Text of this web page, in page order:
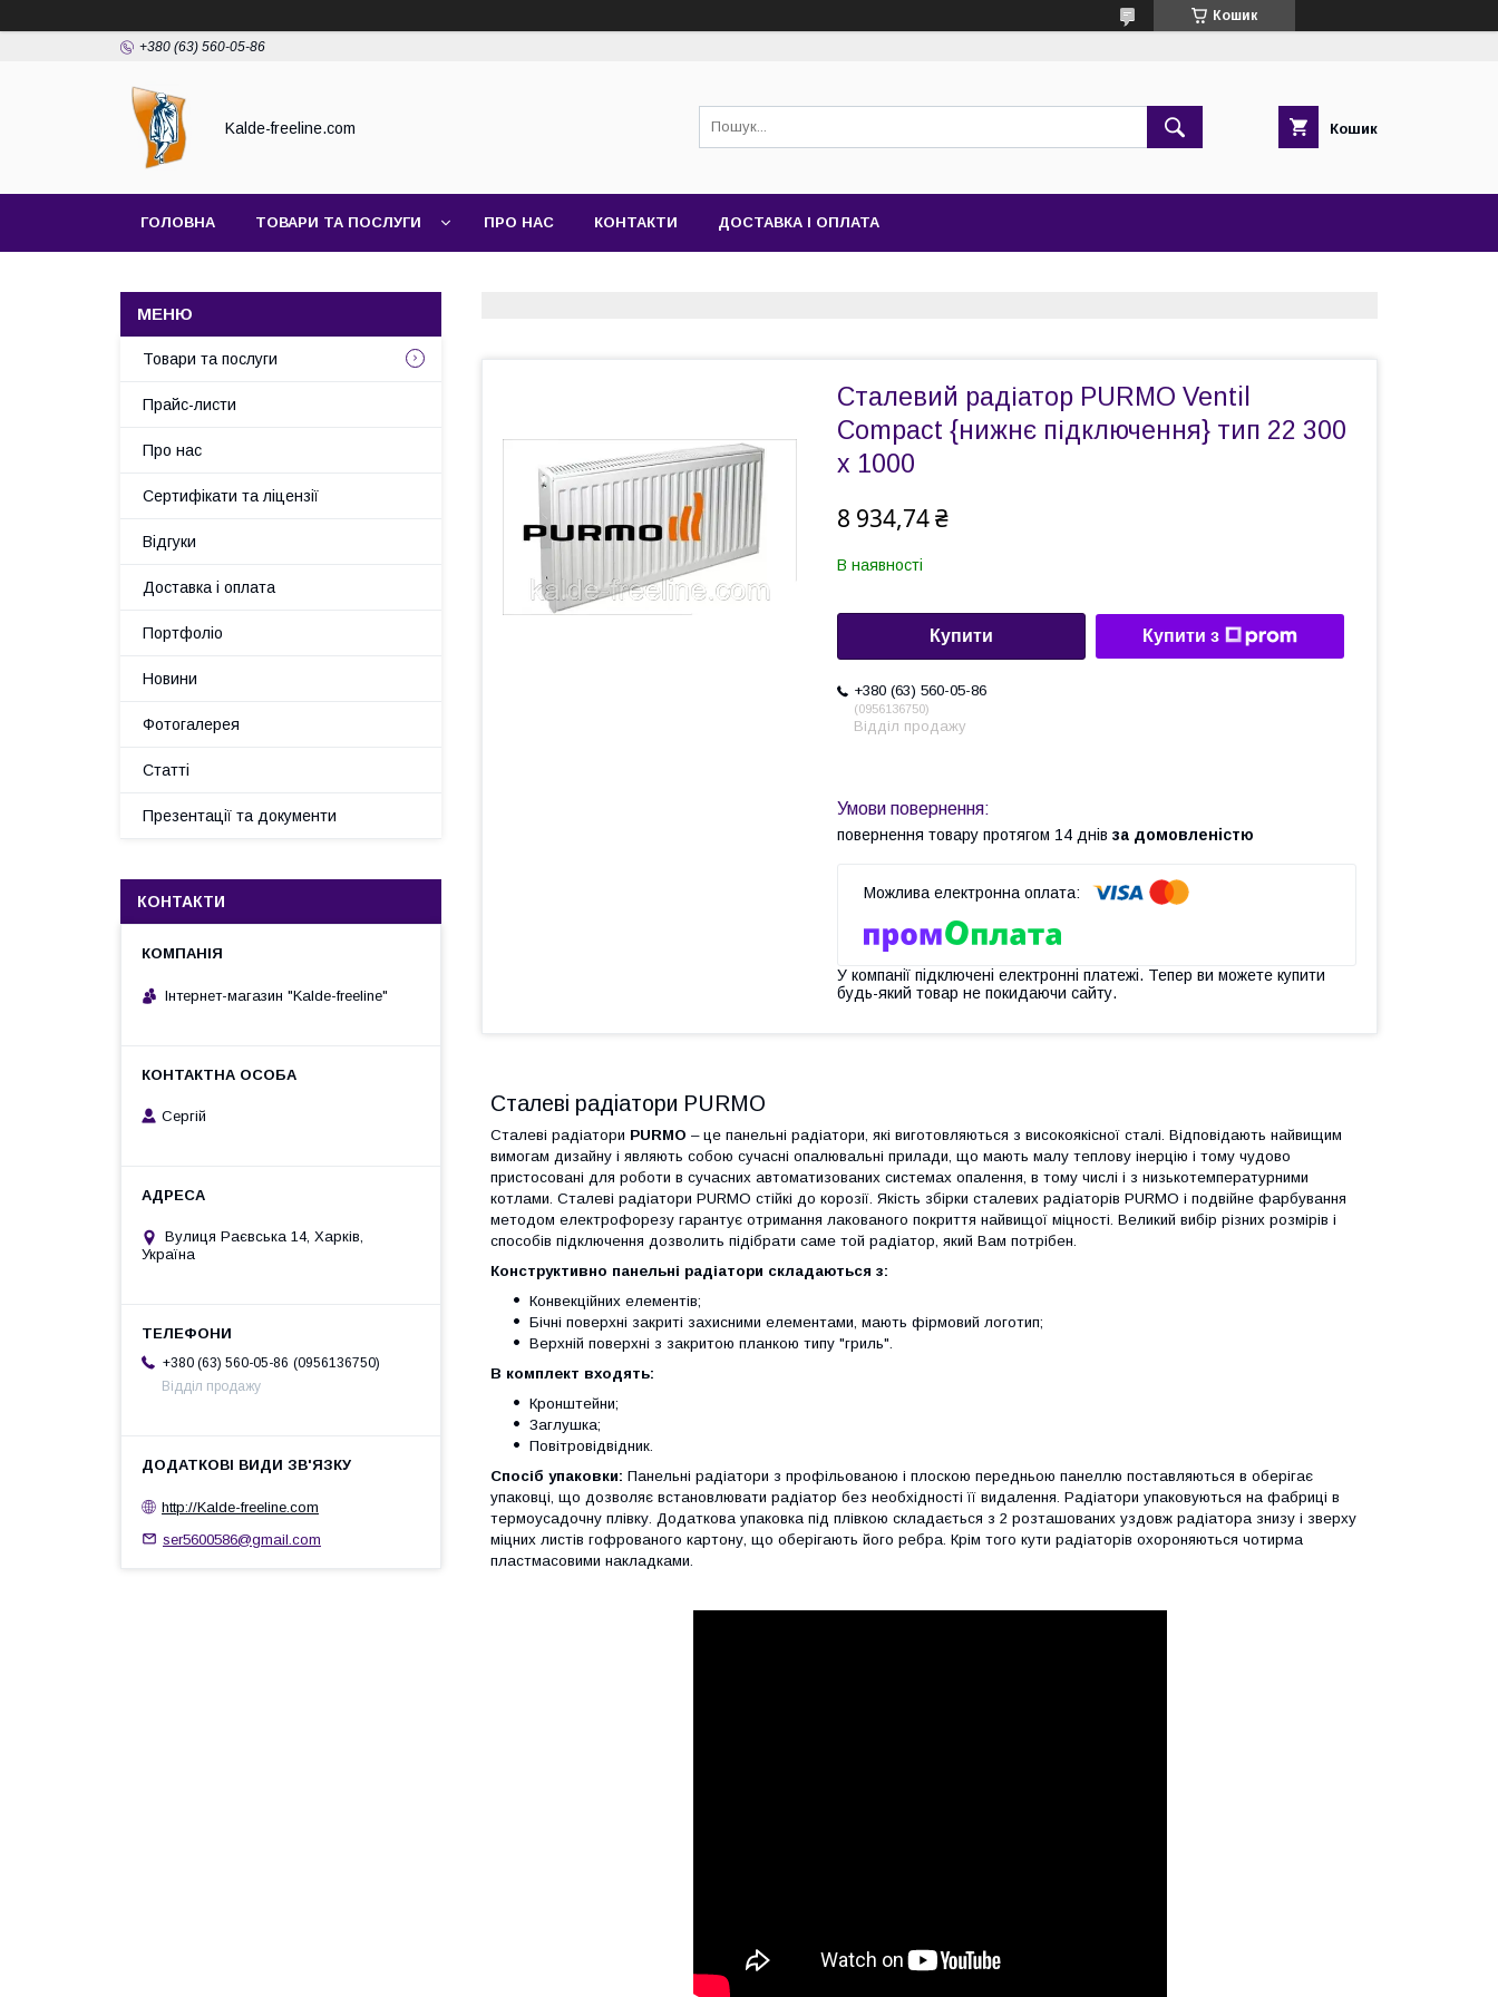
Кошик
+380 (63) 560-05-86
Kalde-freeline.com Кошик
ГОЛОВНА ТОВАРИ ТА ПОСЛУГИ ПРО НАС КОНТАКТИ ДОСТАВКА І ОПЛАТА
Сталевий радіатор PURMO Ventil
Compact {нижнє підключення} тип 22 300
х 1000
8 934,74 ₴
В наявності
Купити Купити з
+380 (63) 560-05-86
0956136750
Відділ продажу
повернення товару протягом 14 днів за домовленістю
У компанії підключені електронні платежі. Тепер ви можете купити
будь-який товар не покидаючи сайту.
Сталеві радіатори PURMO
Сталеві радіатори PURMO – це панельні радіатори, які виготовляються з високоякісної сталі. Відповідають найвищим
вимогам дизайну і являють собою сучасні опалювальні прилади, що мають малу теплову інерцію і тому чудово
пристосовані для роботи в сучасних автоматизованих системах опалення, в тому числі і з низькотемпературними
котлами. Сталеві радіатори PURMO стійкі до корозії. Якість збірки сталевих радіаторів PURMO і подвійне фарбування
методом електрофорезу гарантує отримання лакованого покриття найвищої міцності. Великий вибір різних розмірів і
способів підключення дозволить підібрати саме той радіатор, який Вам потрібен.
Конструктивно панельні радіатори складаються з:
Конвекційних елементів;
Бічні поверхні закриті захисними елементами, мають фірмовий логотип;
Верхній поверхні з закритою планкою типу "гриль".
В комплект входять:
Кронштейни;
Заглушка;
Повітровідвідник.
Спосіб упаковки: Панельні радіатори з профільованою і плоскою передньою панеллю поставляються в оберігає
упаковці, що дозволяє встановлювати радіатор без необхідності її видалення. Радіатори упаковуються на фабриці в
термоусадочну плівку. Додаткова упаковка під плівкою складається з 2 розташованих уздовж радіатора знизу і зверху
міцних листів гофрованого картону, що оберігають його ребра. Крім того кути радіаторів охороняються чотирма
пластмасовими накладками.
Товари та послуги
Прайс-листи
Про нас
Сертифікати та ліцензії
Відгуки
Доставка і оплата
Портфоліо
Новини
Фотогалерея
Статті
Презентації та документи
КОНТАКТИ
Інтернет-магазин "Kalde-freeline"
Сергій
Вулиця Раєвська 14, Харків,
Україна
+380 (63) 560-05-86
0956136750
Відділ продажу
http://Kalde-freeline.com
ser5600586@gmail.com